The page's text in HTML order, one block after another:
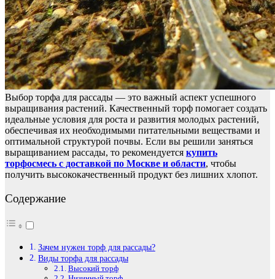
Выбор торфа для рассады — это важный аспект успешного
выращивания растений. Качественный торф помогает создать
идеальные условия для роста и развития молодых растений,
обеспечивая их необходимыми питательными веществами и
оптимальной структурой почвы. Если вы решили заняться
выращиванием рассады, то рекомендуется купить
торфосмесь с доставкой по Москве и области, чтобы
получить высококачественный продукт без лишних хлопот.
Содержание
Зачем нужен торф для рассады?
Виды торфа для рассады
Высокий торф